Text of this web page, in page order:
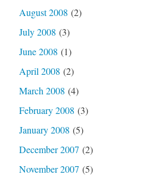
August 2008 (2)
July 2008 (3)
June 2008 (1)
April 2008 (2)
March 2008 (4)
February 2008 (3)
January 2008 (5)
December 2007 (2)
November 2007 (5)